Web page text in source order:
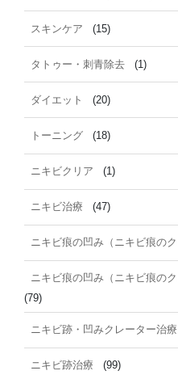
スキンケア (15)
タトゥー・刺青除去 (1)
ダイエット (20)
トーニング (18)
ニキビクリア (1)
ニキビ治療 (47)
ニキビ痕の凹み（ニキビ痕のク
ニキビ痕の凹み（ニキビ痕の
(79)
ニキビ跡・凹みクレーター治療
ニキビ跡治療 (99)